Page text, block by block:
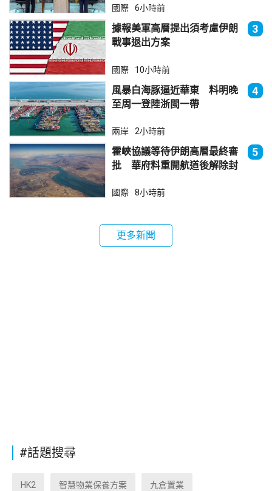
國際 6小時前
據報美軍高層提出須考慮伊朗
戰事退出方案
3
國際 10小時前
風暴白海豚逼近華東 料明晚
至周一登陸浙閩一帶
4
兩岸 2小時前
霍峽協議等待伊朗高層最終審
批 華府料重開航道後解除封
5
國際 8小時前
更多新聞
#話題搜尋
HK2 智慧物業保養方案 九倉置業